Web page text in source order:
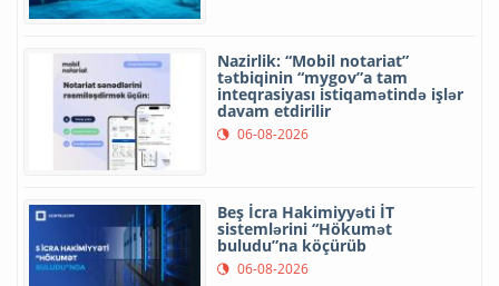
Nazirlik: “Mobil notariat”
tətbiqinin “mygov”a tam
inteqrasiyası istiqamətində işlər
davam etdirilir
06-08-2026
Beş İcra Hakimiyyəti İT
sistemlərini “Hökumət
buludu”na köçürüb
06-08-2026